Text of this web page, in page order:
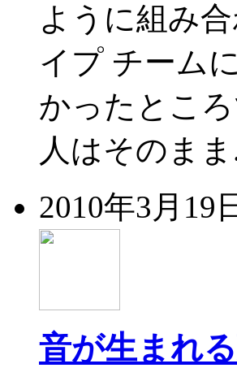
ように組み
イプ チーム
かったとこ
人はそのま
2010年3月19
音が生まれ